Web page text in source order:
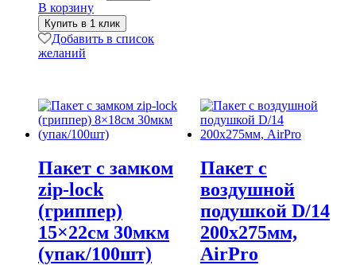
В корзину
Купить в 1 клик
Добавить в список
желаний
Пакет с замком
zip-lock
(гриппер)
15×22см 30мкм
(упак/100шт)
Пакет с
воздушной
подушкой D/14
200х275мм,
AirPro